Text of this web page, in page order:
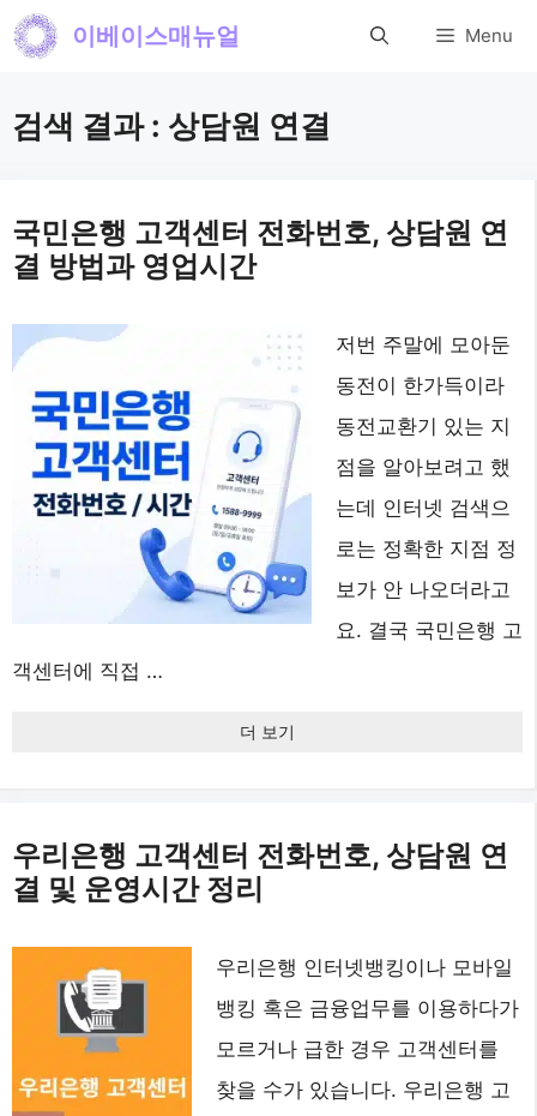
컨
로
너
뛰
이베이스매뉴얼 Menu
검색 결과 : 상담원 연결
국민은행 고객센터 전화번호, 상담원 연
결 방법과 영업시간
저번 주말에 모아둔
동전이 한가득이라
동전교환기 있는 지
점을 알아보려고 했
는데 인터넷 검색으
로는 정확한 지점 정
보가 안 나오더라고
요. 결국 국민은행 고
객센터에 직접 …
더 보기
우리은행 고객센터 전화번호, 상담원 연
결 및 운영시간 정리
우리은행 인터넷뱅킹이나 모바일
뱅킹 혹은 금융업무를 이용하다가
모르거나 급한 경우 고객센터를
찾을 수가 있습니다. 우리은행 고